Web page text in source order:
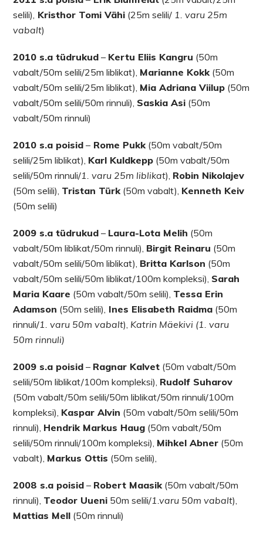
selili), Kristhor Tomi Vähi (25m selili/ 1. varu 25m
vabalt)
2010 s.a tüdrukud – Kertu Eliis Kangru (50m
vabalt/50m selili/25m liblikat), Marianne Kokk(50m
vabalt/50m selili/25m liblikat), Mia Adriana Viilup (50m
vabalt/50m selili/50m rinnuli), Saskia Asi (50m
vabalt/50m rinnuli)
2010 s.a poisid – Rome Pukk(50m vabalt/50m
selili/25m liblikat), Karl Kuldkepp (50m vabalt/50m
selili/50m rinnuli/1. varu 25m liblikat), Robin Nikolajev
(50m selili), Tristan Türk(50m vabalt), Kenneth Keiv
(50m selili)
2009 s.a tüdrukud – Laura-Lota Melih (50m
vabalt/50m liblikat/50m rinnuli), Birgit Reinaru (50m
vabalt/50m selili/50m liblikat), Britta Karlson (50m
vabalt/50m selili/50m liblikat/100m kompleksi), Sarah
Maria Kaare (50m vabalt/50m selili), Tessa Erin
Adamson (50m selili), Ines Elisabeth Raidma (50m
rinnuli/1. varu 50m vabalt), Katrin Mäekivi (1. varu
50m rinnuli)
2009 s.a poisid – Ragnar Kalvet (50m vabalt/50m
selili/50m liblikat/100m kompleksi), Rudolf Suharov
(50m vabalt/50m selili/50m liblikat/50m rinnuli/100m
kompleksi), Kaspar Alvin (50m vabalt/50m selili/50m
rinnuli), Hendrik Markus Haug (50m vabalt/50m
selili/50m rinnuli/100m kompleksi), Mihkel Abner (50m
vabalt), Markus Ottis (50m selili),
2008 s.a poisid – Robert Maasik(50m vabalt/50m
rinnuli), Teodor Uueni 50m selili/1.varu 50m vabalt),
Mattias Mell (50m rinnuli)